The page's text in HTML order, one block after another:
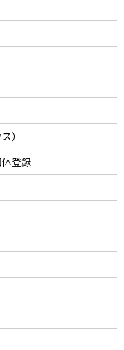
）
体登録